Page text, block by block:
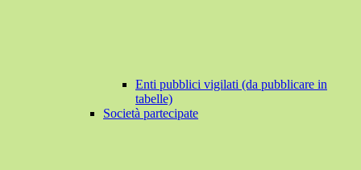
Enti pubblici vigilati (da pubblicare in
tabelle)
Società partecipate